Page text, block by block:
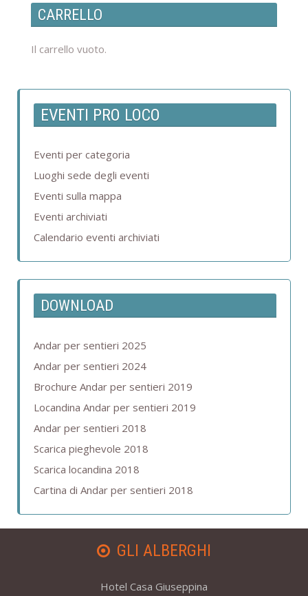
CARRELLO
Il carrello vuoto.
EVENTI PRO LOCO
Eventi per categoria
Luoghi sede degli eventi
Eventi sulla mappa
Eventi archiviati
Calendario eventi archiviati
DOWNLOAD
Andar per sentieri 2025
Andar per sentieri 2024
Brochure Andar per sentieri 2019
Locandina Andar per sentieri 2019
Andar per sentieri 2018
Scarica pieghevole 2018
Scarica locandina 2018
Cartina di Andar per sentieri 2018
GLI ALBERGHI
Hotel Casa Giuseppina